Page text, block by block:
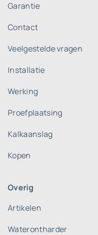
Garantie
Contact
Veelgestelde vragen
Installatie
Werking
Proefplaatsing
Kalkaanslag
Kopen
Overig
Artikelen
Waterontharder